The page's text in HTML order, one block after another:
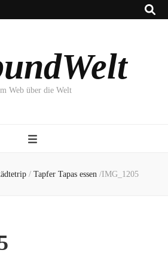
Web über die Welt
/ Tapfer Tapas essen /IMG_1205